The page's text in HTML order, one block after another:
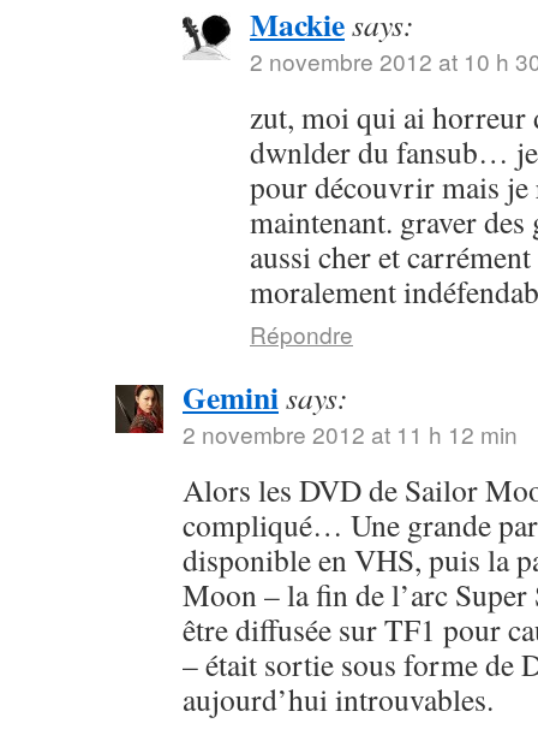
Mackiesays:
2 novembre 2012 at 10 h
zut, moi qui ai horreur
dwnlder du fansub…
pour découvrir mais je
maintenant. graver des
aussi cher et
moralement
Répondre
Geminisays:
2 novembre 2012 at 11 h 12 min
Alors les DVD de Sailor
compliqué… Une grande
disponible en VHS, puis la
Moon – la fin de l’arc Super
être diffusée sur TF1 pour
– était sortie sous forme de
aujourd’hui introuvables.